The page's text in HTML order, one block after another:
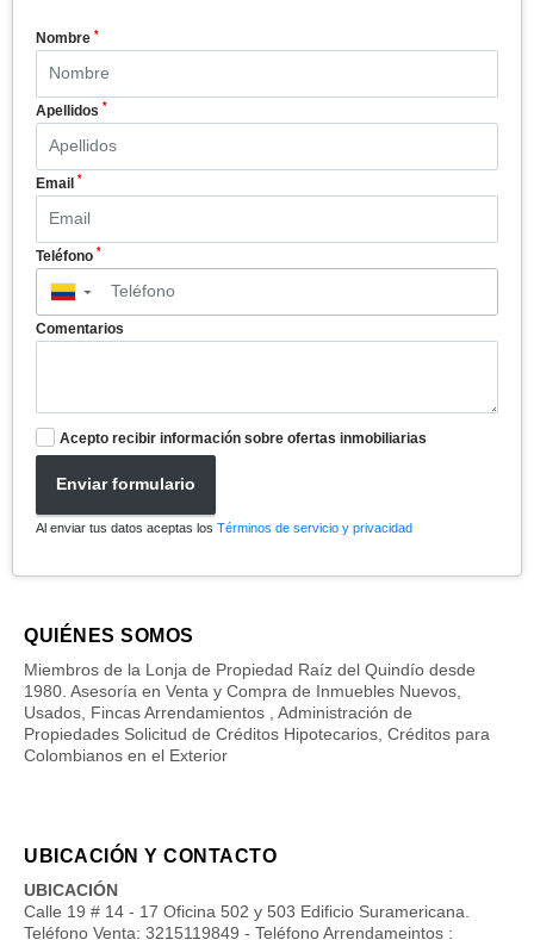
Nombre *
Apellidos *
Email *
Teléfono *
▼
Comentarios
Acepto recibir información sobre ofertas inmobiliarias
Enviar formulario
Al enviar tus datos aceptas los Términos de servicio y privacidad
QUIÉNES SOMOS
Miembros de la Lonja de Propiedad Raíz del Quindío desde
1980. Asesoría en Venta y Compra de Inmuebles Nuevos,
Usados, Fincas Arrendamientos , Administración de
Propiedades Solicitud de Créditos Hipotecarios, Créditos para
Colombianos en el Exterior
UBICACIÓN Y CONTACTO
UBICACIÓN
Calle 19 # 14 - 17 Oficina 502 y 503 Edificio Suramericana.
Teléfono Venta: 3215119849 - Teléfono Arrendameintos :